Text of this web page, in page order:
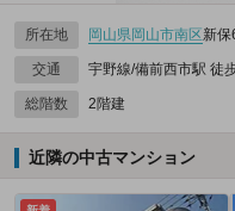
所在地 岡山県岡山市南区新保
交通 宇野線/備前西市駅 徒
総階数 2階建
近隣の中古マンション